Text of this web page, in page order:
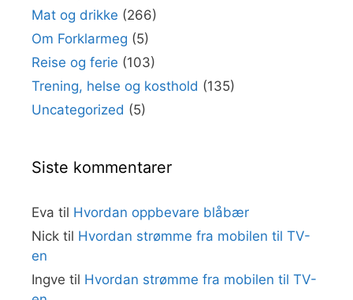
Mat og drikke (266)
Om Forklarmeg (5)
Reise og ferie (103)
Trening, helse og kosthold (135)
Uncategorized (5)
Siste kommentarer
Eva til Hvordan oppbevare blåbær
Nick til Hvordan strømme fra mobilen til TV-
en
Ingve til Hvordan strømme fra mobilen til TV-